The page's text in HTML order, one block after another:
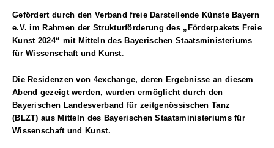
Gefördert durch den Verband freie Darstellende Künste Bayern
e.V. im Rahmen der Strukturförderung des „Förderpakets Freie
Kunst 2024“ mit Mitteln des Bayerischen Staatsministeriums
für Wissenschaft und Kunst.
Die Residenzen von 4exchange, deren Ergebnisse an diesem
Abend gezeigt werden, wurden ermöglicht durch den
Bayerischen Landesverband für zeitgenössischen Tanz
(BLZT) aus Mitteln des Bayerischen Staatsministeriums für
Wissenschaft und Kunst.